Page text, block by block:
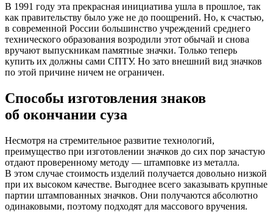
В 1991 году эта прекрасная инициатива ушла в прошлое, так
как правительству было уже не до поощрений. Но, к счастью,
в современной России большинство учреждений среднего
технического образования возродили этот обычай и снова
вручают выпускникам памятные значки. Только теперь
купить их должны сами СПТУ. Но зато внешний вид значков
по этой причине ничем не ограничен.
Способы изготовления знаков
об окончании суза
Несмотря на стремительное развитие технологий,
преимущество при изготовлении значков до сих пор зачастую
отдают проверенному методу — штамповке из металла.
В этом случае стоимость изделий получается довольно низкой
при их высоком качестве. Выгоднее всего заказывать крупные
партии штампованных значков. Они получаются абсолютно
одинаковыми, поэтому подходят для массового вручения.